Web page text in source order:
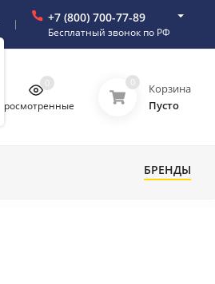
+7 (800) 700-77-89
Бесплатный звонок по РФ
Просмотренные
0 0
Корзина
Пусто
БРЕНДЫ